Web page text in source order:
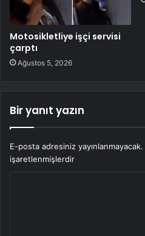
Motosikletliye işçi servisi
çarptı
Ağustos 5, 2026
Bir yanıt yazın
E-posta adresiniz yayınlanmayacak.
işaretlenmişlerdir